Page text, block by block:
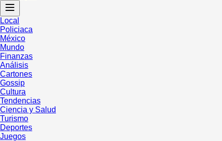
Local
Policiaca
México
Mundo
Finanzas
Análisis
Cartones
Gossip
Cultura
Tendencias
Ciencia y Salud
Turismo
Deportes
Juegos